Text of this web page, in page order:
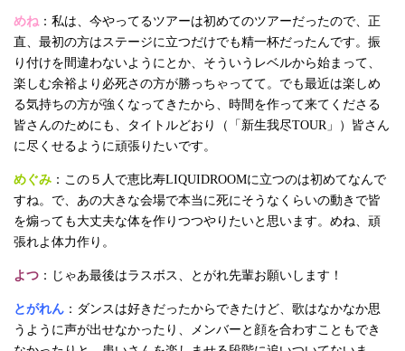
めね：私は、今やってるツアーは初めてのツアーだったので、正
直、最初の方はステージに立つだけでも精一杯だったんです。振
り付けを間違わないようにとか、そういうレベルから始まって、
楽しむ余裕より必死さの方が勝っちゃってて。でも最近は楽しめ
る気持ちの方が強くなってきたから、時間を作って来てくださる
皆さんのためにも、タイトルどおり（「新生我尽TOUR」）皆さん
に尽くせるように頑張りたいです。
めぐみ ：この５人で恵比寿LIQUIDROOMに立つのは初めてなんで
すね。で、あの大きな会場で本当に死にそうなくらいの動きで皆
を煽っても大丈夫な体を作りつつやりたいと思います。めね、頑
張れよ体力作り。
よつ ：じゃあ最後はラスボス、とがれ先輩お願いします！
とがれん ：ダンスは好きだったからできたけど、歌はなかなか思
うように声が出せなかったり、メンバーと顔を合わすこともでき